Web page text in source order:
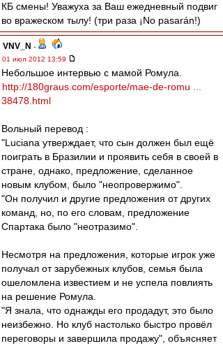
КБ смены! Уважуха за Ваш ежедневный подвиг
во вражеском тылу! (три раза ¡No pasarán!)
VNV_N -
01 июл 2012 13:59
Небольшое интервью с мамой Ромула.
http://180graus.com/esporte/mae-de-romu ...
38478.html
Вольный перевод :
"Luciana утверждает, что сын должен был ещё
поиграть в Бразилии и проявить себя в своей в
стране, однако, предложение, сделанное
новым клубом, было "неопровержимо".
"Он получил и другие предложения от других
команд, но, по его словам, предложение
Спартака было "неотразимо".
Несмотря на предложения, которые игрок уже
получал от зарубежных клубов, семья была
ошеломлена известием и не успела повлиять
на решение Ромула.
"Я знала, что однажды его продадут, это было
неизбежно. Но клуб настолько быстро провёл
переговоры и завершила продажу", объясняет